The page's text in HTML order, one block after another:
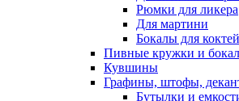
Рюмки для ликера
Для мартини
Бокалы для
Пивные кружки и
Кувшины
Графины, штофы,
Бутылки и